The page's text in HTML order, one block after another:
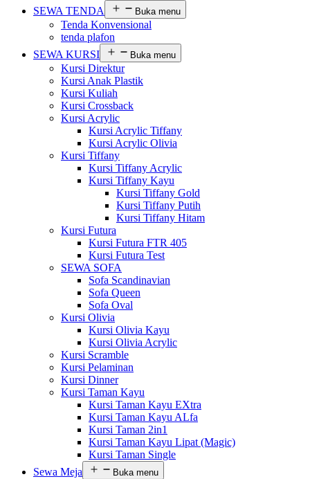
SEWA TENDA
Buka menu
Tenda Konvensional
tenda plafon
SEWA KURSI
Buka menu
Kursi Direktur
Kursi Anak Plastik
Kursi Kuliah
Kursi Crossback
Kursi Acrylic
Kursi Acrylic Tiffany
Kursi Acrylic Olivia
Kursi Tiffany
Kursi Tiffany Acrylic
Kursi Tiffany Kayu
Kursi Tiffany Gold
Kursi Tiffany Putih
Kursi Tiffany Hitam
Kursi Futura
Kursi Futura FTR 405
Kursi Futura Test
SEWA SOFA
Sofa Scandinavian
Sofa Queen
Sofa Oval
Kursi Olivia
Kursi Olivia Kayu
Kursi Olivia Acrylic
Kursi Scramble
Kursi Pelaminan
Kursi Dinner
Kursi Taman Kayu
Kursi Taman Kayu EXtra
Kursi Taman Kayu ALfa
Kursi Taman 2in1
Kursi Taman Kayu Lipat (Magic)
Kursi Taman Single
Sewa Meja
Buka menu